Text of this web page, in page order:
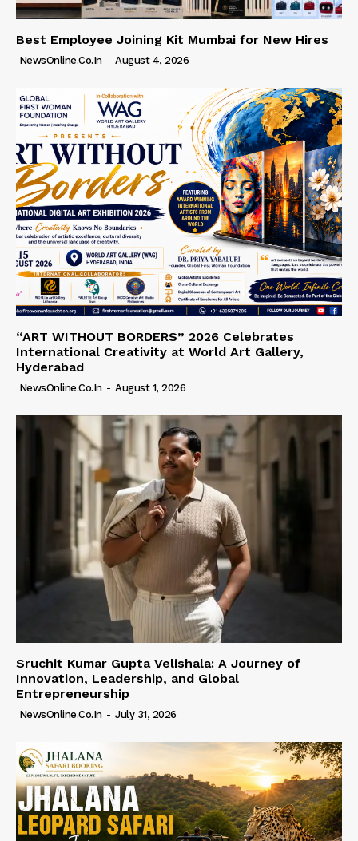
Best Employee Joining Kit Mumbai for New Hires
NewsOnline.co.in - August 4, 2026
“ART WITHOUT BORDERS” 2026 Celebrates
International Creativity at World Art Gallery,
Hyderabad
NewsOnline.co.in - August 1, 2026
Sruchit Kumar Gupta Velishala: A Journey of
Innovation, Leadership, and Global
Entrepreneurship
NewsOnline.co.in - July 31, 2026